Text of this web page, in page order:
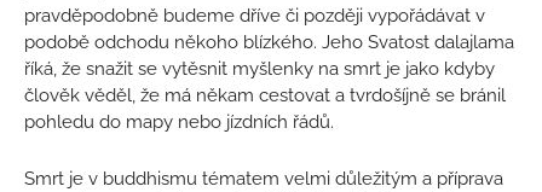
pravděpodobně budeme dříve či později vypořádávat v
podobě odchodu někoho blízkého. Jeho Svatost dalajlama
říká, že snažit se vytěsnit myšlenky na smrt je jako kdyby
člověk věděl, že má někam cestovat a tvrdošíjně se bránil
pohledu do mapy nebo jízdních řádů.
Smrt je v buddhismu tématem velmi důležitým a příprava